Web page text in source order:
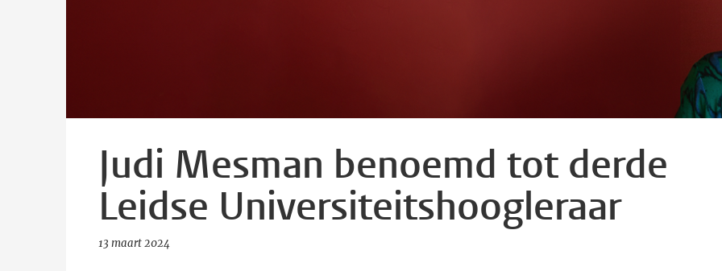
Judi Mesman benoemd tot derde
Leidse Universiteitshoogleraar
13 maart 2024